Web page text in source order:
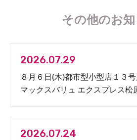
その他のお
2026.07.29
８月６日(木)都市型小型店１３号
マックスバリュ エクスプレス松
2026.07.24